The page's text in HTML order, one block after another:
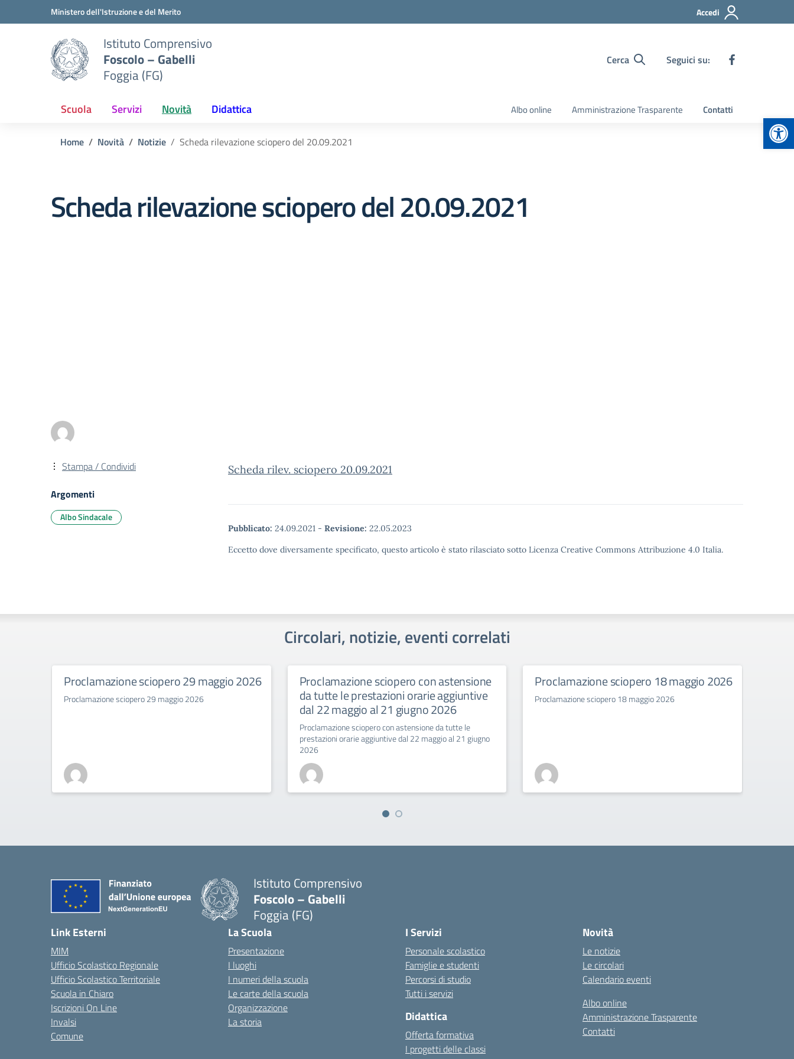
Vai ai contenuti
Vai al menu di navigazioneMinistero dell'Istruzione e del Merito Accedi
Istituto Comprensivo
Foscolo – Gabelli
Foggia (FG)
Cerca Seguici su:
Scuola Servizi Novità Didattica Albo online Amministrazione Trasparente Contatti
Home Novità Notizie Scheda rilevazione sciopero del 20.09.2021
Scheda rilevazione sciopero del 20.09.2021
Scheda rilev. sciopero 20.09.2021
Pubblicato: 24.09.2021 - Revisione: 22.05.2023
Eccetto dove diversamente specificato, questo articolo è stato rilasciato sotto Licenza Creative Commons Attribuzione 4.0 Italia.
Stampa / Condividi
Argomenti
Albo Sindacale
Circolari, notizie, eventi correlati
Proclamazione sciopero 29 maggio 2026
Proclamazione sciopero 29 maggio 2026
Proclamazione sciopero con astensione
da tutte le prestazioni orarie aggiuntive
dal 22 maggio al 21 giugno 2026
Proclamazione sciopero con astensione da tutte le
prestazioni orarie aggiuntive dal 22 maggio al 21 giugno
2026
Proclamazione sciopero 18 maggio 2026
Proclamazione sciopero 18 maggio 2026
Istituto Comprensivo
Foscolo – Gabelli
Foggia (FG)
— Visita la pagina iniziale della scuola
Link Esterni
MIM
Ufficio Scolastico Regionale
Ufficio Scolastico Territoriale
Scuola in Chiaro
Iscrizioni On Line
Invalsi
Comune
La Scuola
Presentazione
I luoghi
I numeri della scuola
Le carte della scuola
Organizzazione
La storia
I Servizi
Personale scolastico
Famiglie e studenti
Percorsi di studio
Tutti i servizi
Didattica
Offerta formativa
I progetti delle classi
Novità
Le notizie
Le circolari
Calendario eventi
Albo online
Amministrazione Trasparente
Contatti